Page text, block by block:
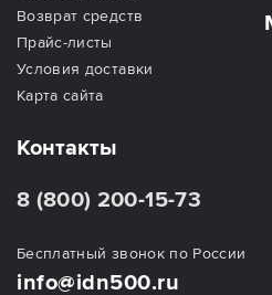
Возврат средств
Прайс-листы
Условия доставки
Карта сайта
Контакты
8 (800) 200-15-73
Бесплатный звонок по России
info@idn500.ru